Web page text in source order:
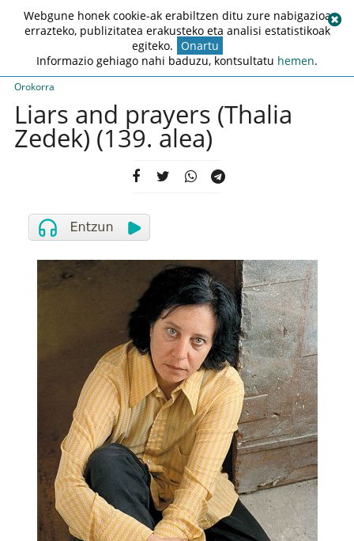
Orokorra
Liars and prayers (Thalia
Zedek) (139. alea)
Webgune honek cookie-ak erabiltzen ditu zure nabigazioa
errazteko, publizitatea erakusteko eta analisi estatistikoak
egiteko. Onartu
Informazio gehiago nahi baduzu, kontsultatu hemen.